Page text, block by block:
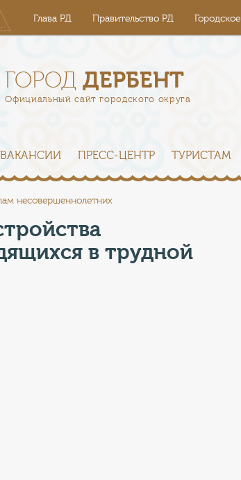
Глава РД Правительство РД
ГОРОДДЕРБЕНТ
Официальный сайт городского округа
ВАКАНСИИ ПРЕСС-ЦЕНТР ТУРИСТАМ
несовершеннолетних
в трудной